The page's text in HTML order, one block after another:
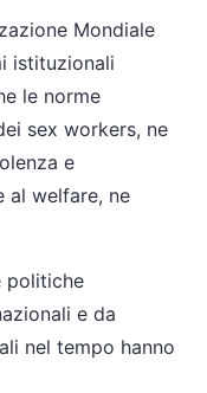
Mondiale
istituzionali
le norme
sex workers, ne
e
al welfare, ne
politiche
e da
nel tempo hanno